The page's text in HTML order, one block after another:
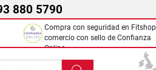
880 5790
Compra con seguridad en
comercio con sello de Confianza
Online.
Buscar